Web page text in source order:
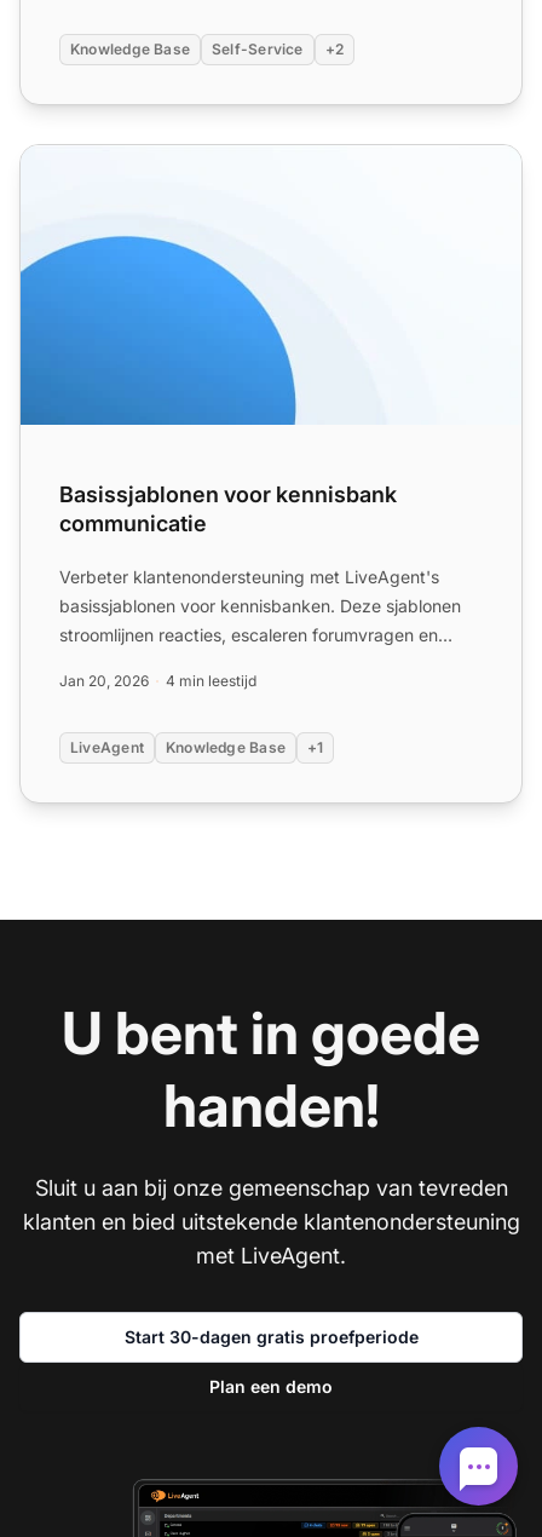
Knowledge Base Self-Service +2
Basissjablonen voor kennisbank communicatie
Basissjablonen voor kennisbank
communicatie
Verbeter klantenondersteuning met LiveAgent's
basissjablonen voor kennisbanken. Deze sjablonen
stroomlijnen reacties, escaleren forumvragen en
Jan 20, 2026 4 min leestijd
LiveAgent Knowledge Base +1
U bent in goede
handen!
Sluit u aan bij onze gemeenschap van tevreden
klanten en bied uitstekende klantenondersteuning
met LiveAgent.
Start 30-dagen gratis proefperiode
Plan een demo